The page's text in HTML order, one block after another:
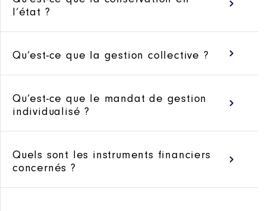
LE CONSEIL DÉONTOLOGIQUE
LES RELATIONS AVEC LES REPRÉSENTANTS
RESSOURCES
l’état ?
Qu’est-ce que la gestion collective ?
Qu’est-ce que le mandat de gestion
individualisé ?
Quels sont les instruments financiers
concernés ?